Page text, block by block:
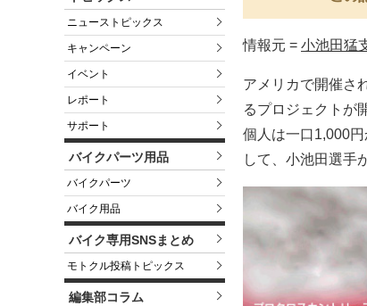
ニューストピックス
キャンペーン
イベント
レポート
サポート
バイクパーツ用品
バイクパーツ
バイク用品
バイク専用SNSまとめ
モトクル投稿トピックス
編集部コラム
情報元 = 小池田猛
アメリカで開催さ
るプロジェクトが
個人は一口1,000
して、小池田選手